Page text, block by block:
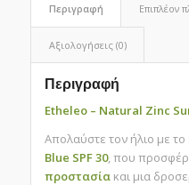
Περιγραφή Επιπλέον
Αξιολογήσεις (0)
Περιγραφή
Etheleo – Natural Zinc
Απολαύστε τον ήλιο με το
Blue SPF 30, που
προστασίακαι μια